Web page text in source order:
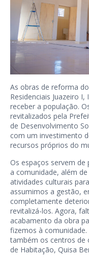
As obras de reforma
Residenciais Juazeiro
receber a população.
revitalizados pela
de Desenvolvimento
com um investimento
recursos próprios do
Os espaços servem
a comunidade, além
atividades culturais
assumimos a gestão,
completamente
revitalizá-los. Agora,
acabamento da obra
fizemos à
também os centros de
de Habitação, Quisa